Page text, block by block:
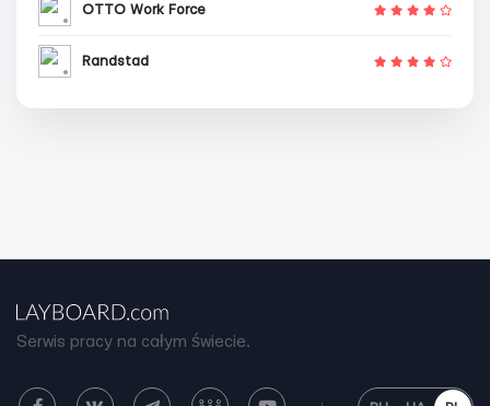
OTTO Work Force
Randstad
Serwis pracy na całym świecie.